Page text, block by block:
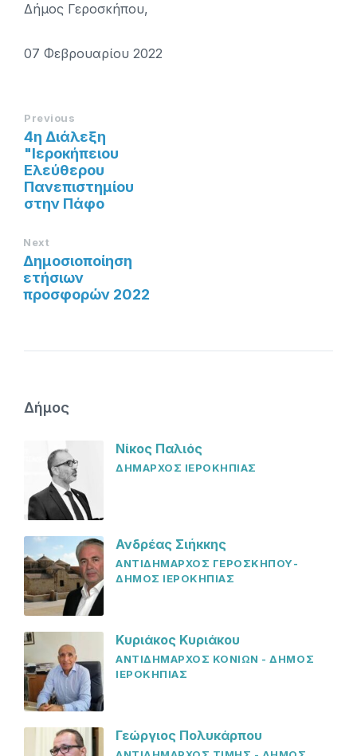
Δήμος Γεροσκήπου,
07 Φεβρουαρίου 2022
Previous
4η Διάλεξη
"Ιεροκήπειου
Ελεύθερου
Πανεπιστημίου
στην Πάφο
Next
Δημοσιοποίηση
ετήσιων
προσφορών 2022
Δήμος
Νίκος Παλιός
ΔΗΜΑΡΧΟΣ ΙΕΡΟΚΗΠΙΑΣ
Ανδρέας Σιήκκης
ΑΝΤΙΔΗΜΑΡΧΟΣ ΓΕΡΟΣΚΗΠΟΥ-
ΔΗΜΟΣ ΙΕΡΟΚΗΠΙΑΣ
Κυριάκος Κυριάκου
ΑΝΤΙΔΗΜΑΡΧΟΣ ΚΟΝΙΩΝ - ΔΗΜΟΣ
ΙΕΡΟΚΗΠΙΑΣ
Γεώργιος Πολυκάρπου